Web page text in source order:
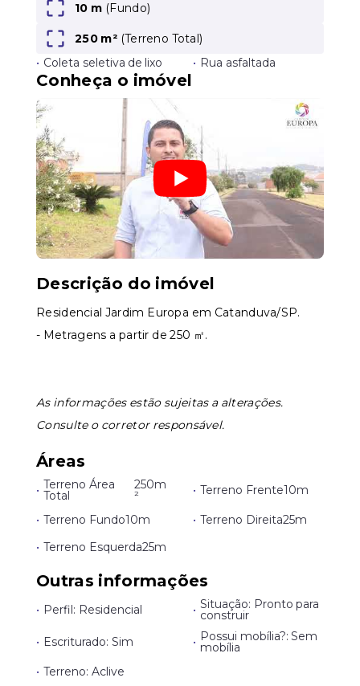
10 m (Fundo)
250 m² (Terreno Total)
• Coleta seletiva de lixo • Rua asfaltada
Conheça o imóvel
Descrição do imóvel
Residencial Jardim Europa em Catanduva/SP.
- Metragens a partir de 250 ㎡.
As informações estão sujeitas a alterações.
Consulte o corretor responsável.
Áreas
• Terreno Área
Total
250m
² • Terreno Frente10m
• Terreno Fundo10m • Terreno Direita25m
• Terreno Esquerda25m
Outras informações
• Perfil: Residencial • Situação: Pronto para
construir
• Escriturado: Sim • Possui mobília?: Sem
mobília
• Terreno: Aclive